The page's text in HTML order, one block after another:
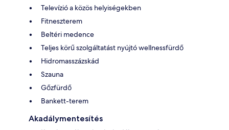
Televízió a közös helyiségekben
Fitneszterem
Beltéri medence
Teljes körű szolgáltatást nyújtó wellnessfürdő
Hidromasszázskád
Szauna
Gőzfürdő
Bankett-terem
Akadálymentesítés